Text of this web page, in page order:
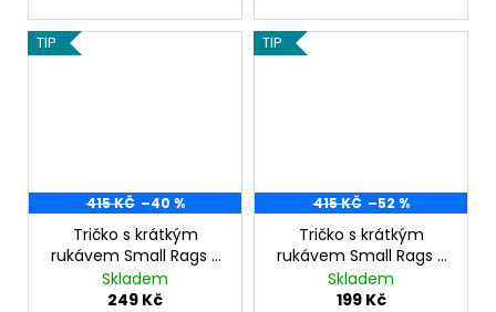
TIP
415 KČ –40 %
Tričko s krátkým
rukávem Small Rags -
tmavě modré
Skladem
249 Kč
TIP
415 KČ –52 %
Tričko s krátkým
rukávem Small Rags -
tunika růžová
Skladem
199 Kč